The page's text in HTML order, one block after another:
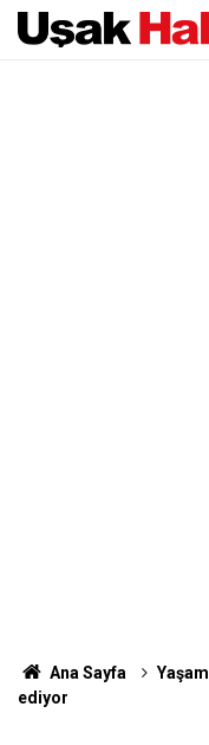
Ana Sayfa Yaşam
ediyor